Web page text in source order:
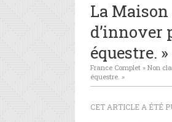
La
d’innover
équestre. »
France Complet » Non
équestre. »
CET ARTICLE A ÉTÉ